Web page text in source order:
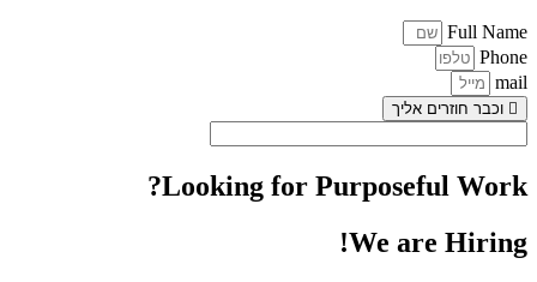
Full Name
Phone
mail
וכבר חוזרים אליך
Looking for Purposeful Work?
We are Hiring!